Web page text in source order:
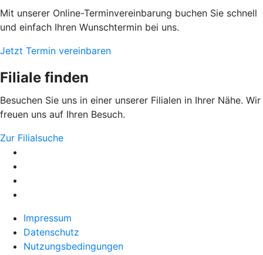
Mit unserer Online-Terminvereinbarung buchen Sie schnell
und einfach Ihren Wunschtermin bei uns.
Jetzt Termin vereinbaren
Filiale finden
Besuchen Sie uns in einer unserer Filialen in Ihrer Nähe. Wir
freuen uns auf Ihren Besuch.
Zur Filialsuche
Impressum
Datenschutz
Nutzungsbedingungen